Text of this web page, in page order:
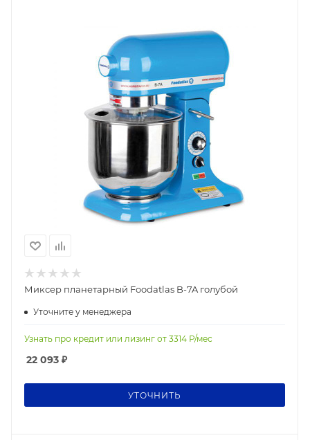
Миксер планетарный Foodatlas B-7A голубой
Уточните у менеджера
Узнать про кредит или лизинг от 3314 Р/мес
22 093 ₽
УТОЧНИТЬ